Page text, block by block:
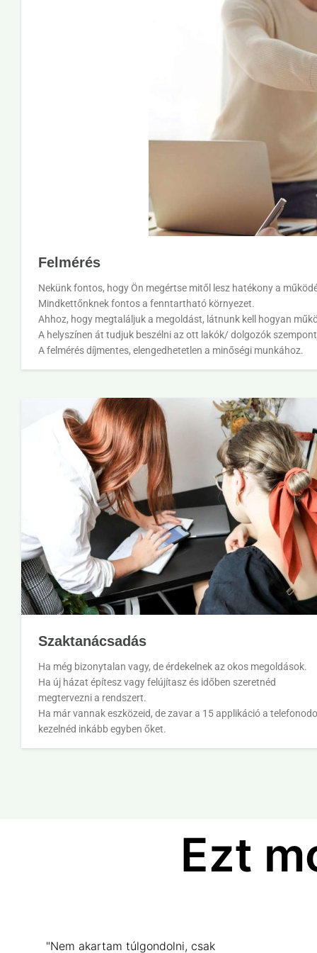
Felmérés
Nekünk fontos, hogy Ön megértse mitől lesz hatékony a
Mindkettőnknek fontos a fenntartható környezet.
Ahhoz, hogy megtaláljuk a megoldást, látnunk kell hogyan
A helyszínen át tudjuk beszélni az ott lakók/ dolgozók
A felmérés díjmentes, elengedhetetlen a minőségi munkához.
Szaktanácsadás
Ha még bizonytalan vagy, de érdekelnek az okos megoldások.
Ha új házat építesz vagy felújítasz és időben szeretnéd
megtervezni a rendszert.
Ha már vannak eszközeid, de zavar a 15 applikáció a
kezelnéd inkább egyben őket.
Ezt
"Nem akartam túlgondolni, csak